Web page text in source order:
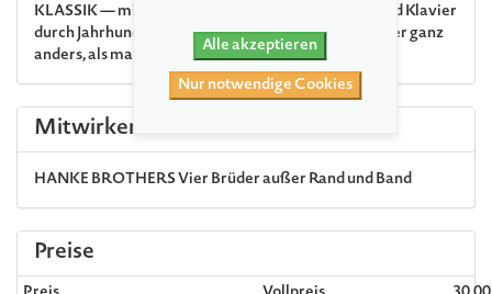
KLASSIK — mit Blockflöte, Tuba, Geige, Bratsche und Klavier
durch Jahrhunderte und Genres. Klassik? Klassik! Aber ganz
anders, als man sie erwartet.
Mitwirkende
HANKE BROTHERSVier Brüder außer Rand und Band
Preise
Alle akzeptieren
Nur notwendige Cookies